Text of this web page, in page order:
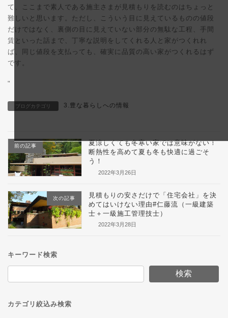
て、ここまで素人である施主さまが見積もりを読むのはちょっと
難しいと思います。ただし、こういう目に見えているものの値段
だけではなく、裏側の目に見えていない部分の無駄な工程、手間
賃といった話まで、丁寧な説明をしてくれる人と家がつくれれ
ば、同じ値段を支払っても、確実に品質の高い家がつくれるはず
です。
"
ブログカテゴリ 3.豊な暮らしへの情報
前の記事
夏涼しくても冬寒い家では意味がない！
断熱性を高めて夏も冬も快適に過ごそ
う！
2022年3月26日
次の記事
見積もりの安さだけで「住宅会社」を決
めてはいけない理由#仁藤流（一級建築
士＋一級施工管理技士）
2022年3月28日
キーワード検索
検索
カテゴリ絞込み検索